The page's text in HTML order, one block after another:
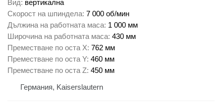
Вид вертикална
Скорост на шпиндела 7 000 об/мин
Дължина на работната маса 1 000 мм
Широчина на работната маса 430 мм
Преместване по оста X 762 мм
Преместване по оста Y 460 мм
Преместване по оста Z 450 мм
Германия, Kaiserslautern